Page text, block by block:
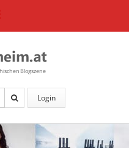
Blogszene
Login